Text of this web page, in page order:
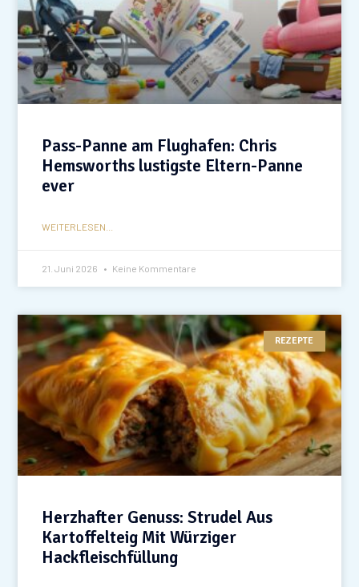
Pass-Panne am Flughafen: Chris
Hemsworths lustigste Eltern-Panne
ever
WEITERLESEN...
21. Juni 2026 Keine Kommentare
REZEPTE
Herzhafter Genuss: Strudel Aus
Kartoffelteig Mit Würziger
Hackfleischfüllung